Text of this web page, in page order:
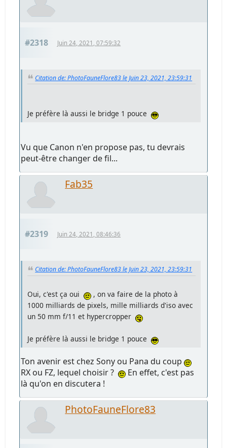
#2318 Juin 24, 2021, 07:59:32
Citation de: PhotoFauneFlore83 le Juin 23, 2021, 23:59:31
Je préfère là aussi le bridge 1 pouce
Vu que Canon n'en propose pas, tu devrais
peut-être changer de fil...
Fab35
#2319 Juin 24, 2021, 08:46:36
Citation de: PhotoFauneFlore83 le Juin 23, 2021, 23:59:31
Oui, c'est ça oui
, on va faire de la photo à
1000 milliards de pixels, mille milliards d'iso avec
un 50 mm f/11 et hypercropper
Je préfère là aussi le bridge 1 pouce
Ton avenir est chez Sony ou Pana du coup
RX ou FZ, lequel choisir ?
En effet, c'est pas
là qu'on en discutera !
PhotoFauneFlore83